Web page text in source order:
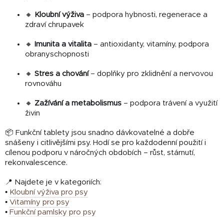
🔸 Kloubní výživa – podpora hybnosti, regenerace a
zdraví chrupavek
🔸 Imunita a vitalita – antioxidanty, vitamíny, podpora
obranyschopnosti
🔸 Stres a chování– doplňky pro zklidnění a nervovou
rovnováhu
🔸 Zažívání a metabolismus – podpora trávení a využití
živin
📦 Funkční tablety jsou snadno dávkovatelné a dobře
snášeny i citlivějšími psy. Hodí se pro každodenní použití i
cílenou podporu v náročných obdobích – růst, stárnutí,
rekonvalescence.
📍 Najdete je v kategoriích:
• Kloubní výživa pro psy
• Vitamíny pro psy
• Funkční pamlsky pro psy